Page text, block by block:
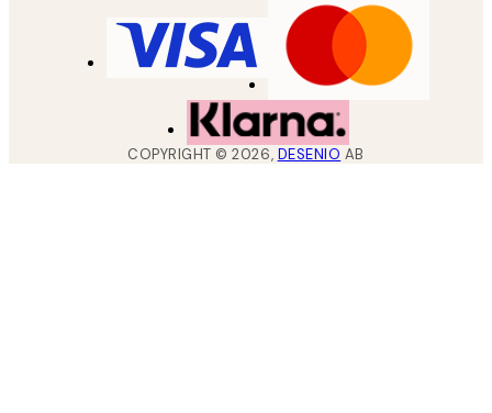
COPYRIGHT ©2026, DESENIO AB